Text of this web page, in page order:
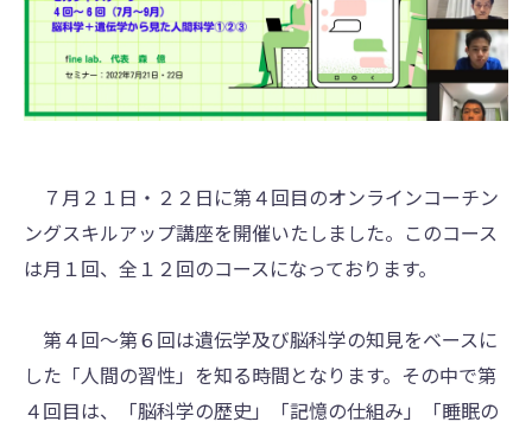
７月２１日・２２日に第４回目のオンラインコーチン
ングスキルアップ講座を開催いたしました。このコース
は月１回、全１２回のコースになっております。
第４回〜第６回は遺伝学及び脳科学の知見をベースに
した「人間の習性」を知る時間となります。その中で第
４回目は、「脳科学の歴史」「記憶の仕組み」「睡眠の